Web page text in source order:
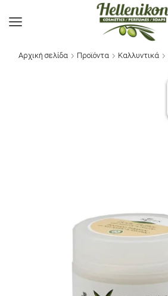
Αρχική σελίδα Προϊόντα Καλλυντικά